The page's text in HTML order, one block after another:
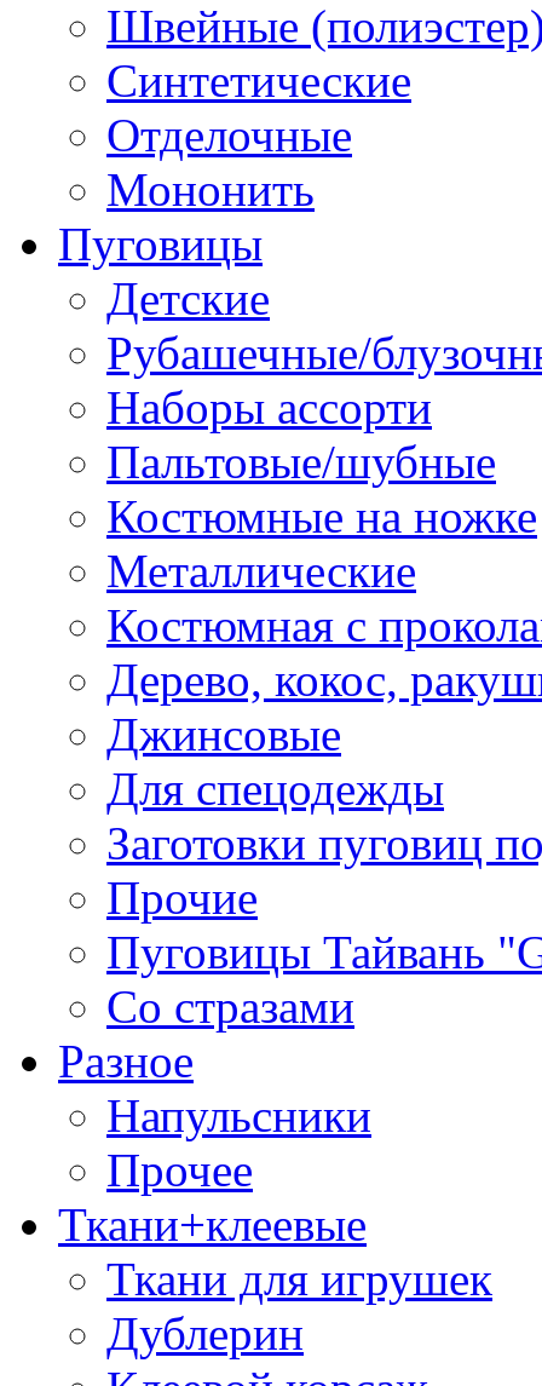
Швейные
Синтетические
Отделочные
Мононить
Пуговицы
Детские
Рубашечные/
Наборы ассорти
Пальтовые/шубные
Костюмные на ножке
Металлические
Костюмная с
Дерево, кокос,
Джинсовые
Для спецодежды
Заготовки пуговиц
Прочие
Пуговицы Тайвань
Со стразами
Разное
Напульсники
Прочее
Ткани+клеевые
Ткани для игрушек
Дублерин